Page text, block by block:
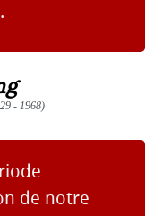
- 1968)
de notre